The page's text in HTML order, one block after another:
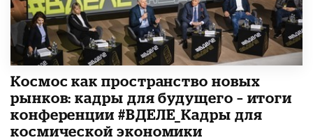
Космос как пространство новых
рынков: кадры для будущего – итоги
конференции #ВДЕЛЕ_Кадры для
космической экономики